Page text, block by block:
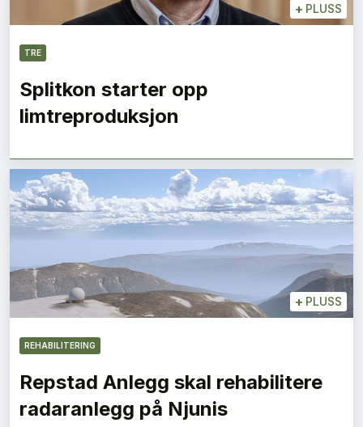
+ PLUSS
TRE
Splitkon starter opp
limtreproduksjon
+ PLUSS
REHABILITERING
Repstad Anlegg skal rehabilitere
radaranlegg på Njunis